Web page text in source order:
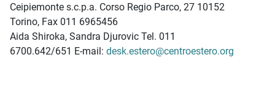
Ceipiemonte s.c.p.a. Corso Regio Parco, 27 10152
Torino, Fax 011 6965456
Aida Shiroka, Sandra Djurovic Tel. 011
6700.642/651 E-mail: desk.estero@centroestero.org